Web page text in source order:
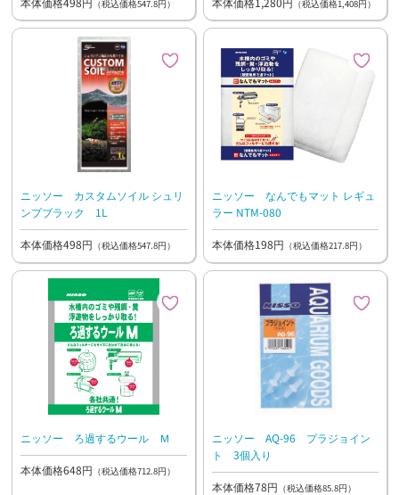
（税込価格547.8円） （税込価格1,408円）
ニッソー カスタムソイル シュリ
ンプブラック 1L
本体価格498円 （税込価格547.8円）
ニッソー なんでもマット レギュ
ラー NTM-080
本体価格198円 （税込価格217.8円）
ニッソー ろ過するウール Ｍ
本体価格648円 （税込価格712.8円）
ニッソー AQ-96 プラジョイン
ト 3個入り
本体価格78円 （税込価格85.8円）